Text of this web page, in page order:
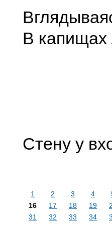
В капищах
Стену у
1 2 3 4
16
17 18 19
31
32 33 34